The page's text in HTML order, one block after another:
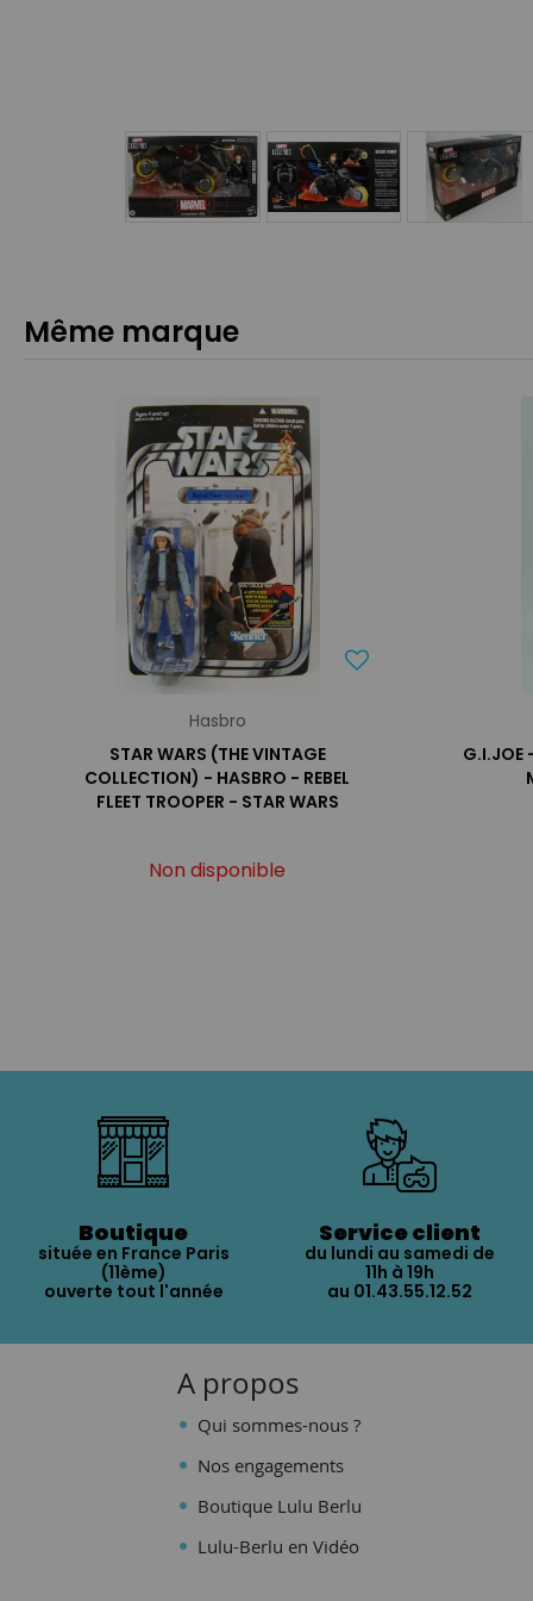
Même marque
Hasbro
STAR WARS (THE VINTAGE
COLLECTION) - HASBRO - REBEL
FLEET TROOPER - STAR WARS
Non disponible
G.I.JOE
Boutique
située en France Paris
(11ème)
ouverte tout l'année
Service client
du lundi au samedi de
11h à 19h
au 01.43.55.12.52
A propos
Qui sommes-nous ?
Nos engagements
Boutique Lulu Berlu
Lulu-Berlu en Vidéo